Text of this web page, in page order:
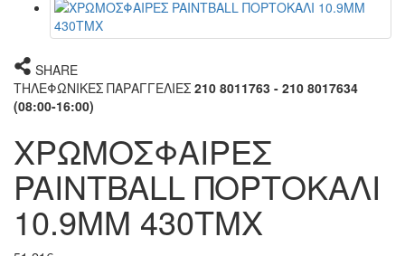
SHARE
ΤΗΛΕΦΩΝΙΚΕΣ ΠΑΡΑΓΓΕΛΙΕΣ 210 8011763 - 210 8017634
(08:00-16:00)
ΧΡΩΜΟΣΦΑΙΡΕΣ
PAINTBALL ΠΟΡΤΟΚΑΛΙ
10.9MM 430ΤΜΧ